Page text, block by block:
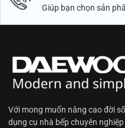
Giúp bạn chọn sản
Với mong muốn nâng cao đời
dụng cụ nhà bếp chuyên